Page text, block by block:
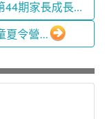
期家長成長...
令營...